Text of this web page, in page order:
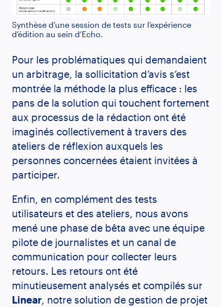
Synthèse d’une session de tests sur l’expérience
d’édition au sein d’Echo.
Pour les problématiques qui demandaient
un arbitrage, la sollicitation d’avis s’est
montrée la méthode la plus efficace : les
pans de la solution qui touchent fortement
aux processus de la rédaction ont été
imaginés collectivement à travers des
ateliers de réflexion auxquels les
personnes concernées étaient invitées à
participer.
Enfin, en complément des tests
utilisateurs et des ateliers, nous avons
mené une phase de bêta avec une équipe
pilote de journalistes et un canal de
communication pour collecter leurs
retours. Les retours ont été
minutieusement analysés et compilés sur
Linear , notre solution de gestion de projet